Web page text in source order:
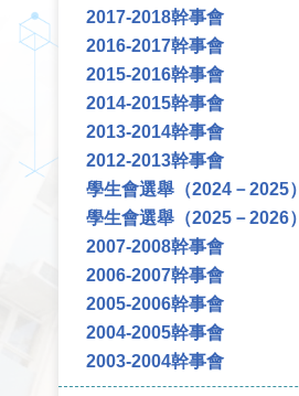
2017-2018幹事會
2016-2017幹事會
2015-2016幹事會
2014-2015幹事會
2013-2014幹事會
2012-2013幹事會
學生會選舉（2024－2025）
學生會選舉（2025－2026）
2007-2008幹事會
2006-2007幹事會
2005-2006幹事會
2004-2005幹事會
2003-2004幹事會